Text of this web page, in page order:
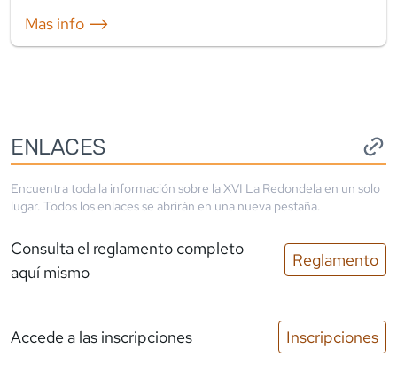
Mas info ⟶
ENLACES
Encuentra toda la información sobre laXVI La Redondela en un solo
lugar. Todos los enlaces se abrirán en una nueva pestaña.
Consulta el reglamento completo
aquí mismo
Reglamento
Accede a las inscripciones Inscripciones